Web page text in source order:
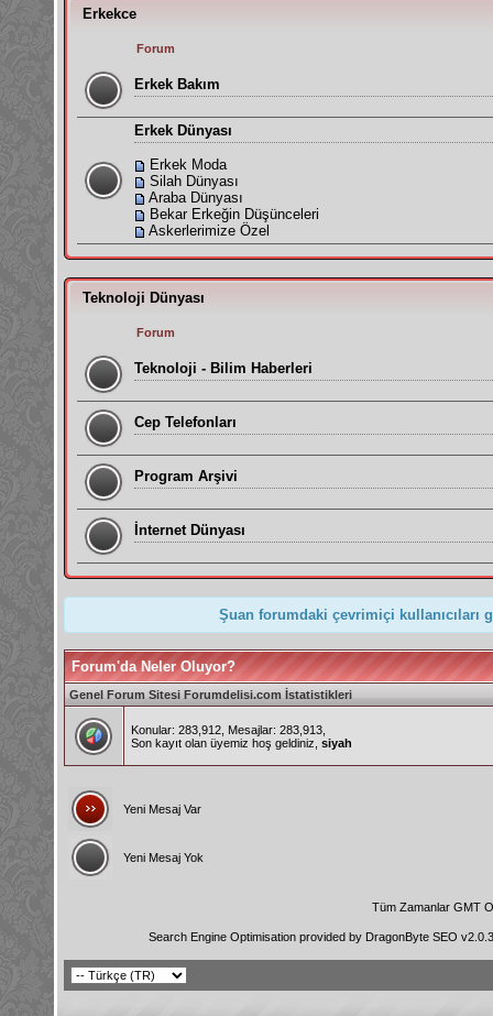
Erkekce
Forum
Erkek Bakım
Erkek Dünyası
Erkek Moda
Silah Dünyası
Araba Dünyası
Bekar Erkeğin Düşünceleri
Askerlerimize Özel
Teknoloji Dünyası
Forum
Teknoloji - Bilim Haberleri
Cep Telefonları
Program Arşivi
İnternet Dünyası
Şuan forumdaki çevrimiçi
Forum'da Neler Oluyor?
Genel Forum Sitesi Forumdelisi.com İstatistikleri
Konular: 283,912, Mesajlar: 283,913,
Son kayıt olan üyemiz hoş geldiniz, siyah
Yeni Mesaj Var
Yeni Mesaj Yok
Tüm Zamanlar GMT
Search Engine Optimisation provided by DragonByte SEO